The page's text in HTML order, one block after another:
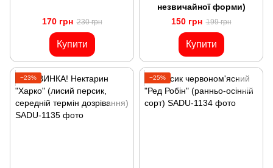
170 грн 230 грн
Купити
незвичайної форми)
150 грн 199 грн
Купити
−23% −25%